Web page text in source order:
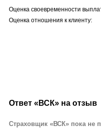
Оценка своевременности
Оценка отношения к клиенту:
Ответ «ВСК» на отзыв
Страховщик «ВСК» пока не